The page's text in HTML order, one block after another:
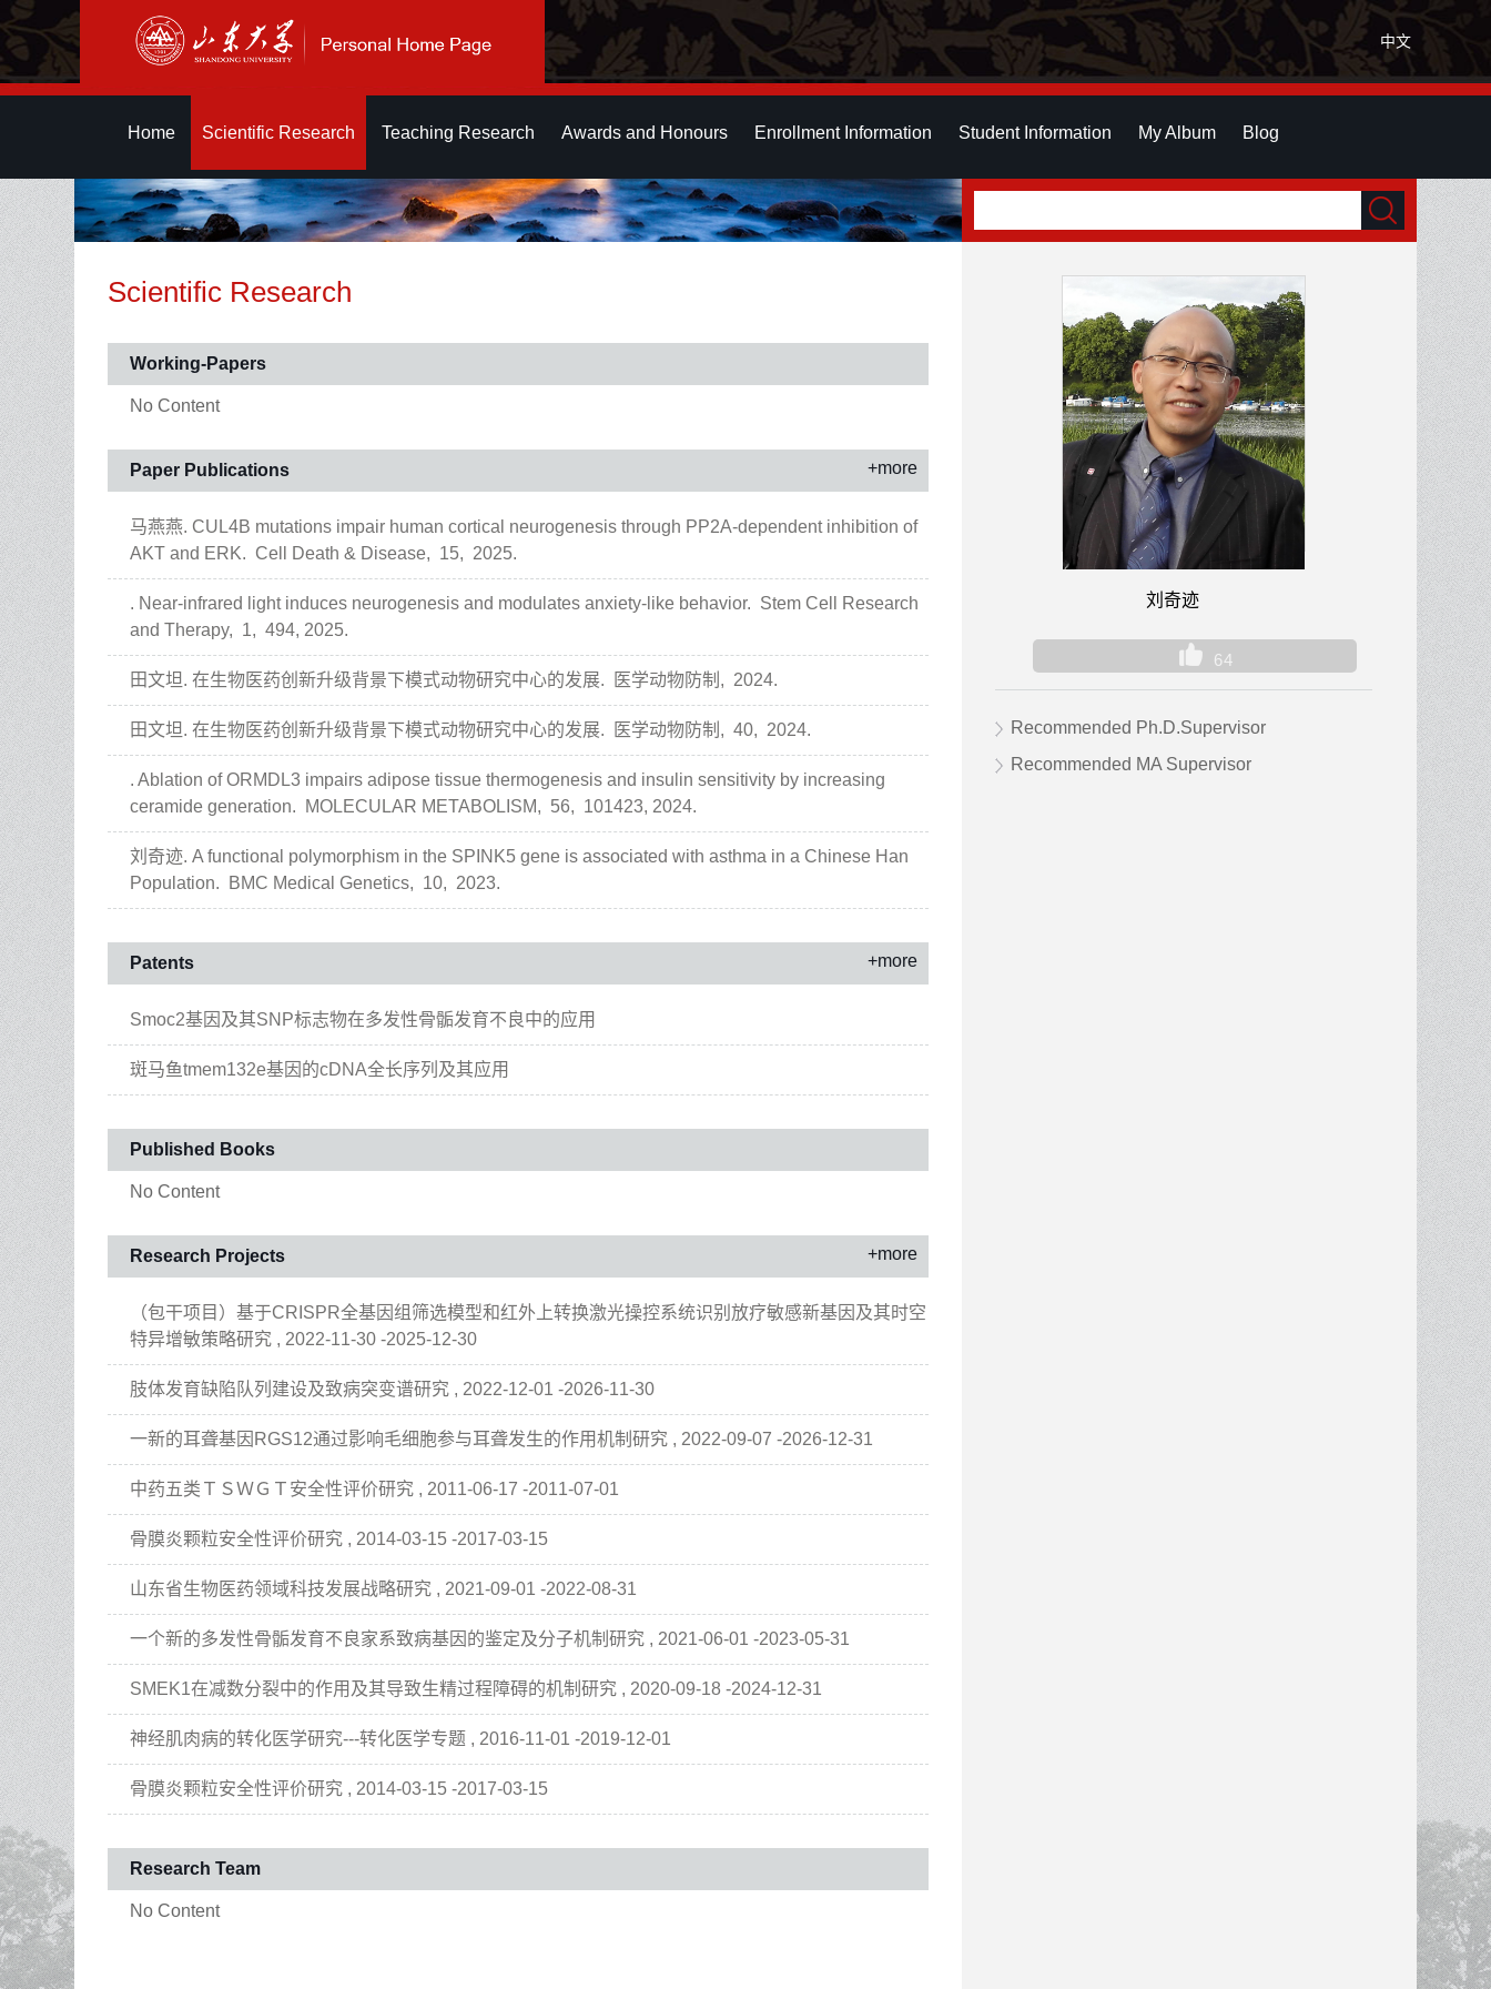
中文
Home Scientific Research Teaching Research Awards and Honours Enrollment Information Student Information My Album Blog
Scientific Research
Working-Papers
No Content
Paper Publications +more
马燕燕. CUL4B mutations impair human cortical neurogenesis through PP2A-dependent inhibition of
AKT and ERK. Cell Death & Disease, 15, 2025.
. Near-infrared light induces neurogenesis and modulates anxiety-like behavior. Stem Cell Research
and Therapy, 1, 494, 2025.
田文坦. 在生物医药创新升级背景下模式动物研究中心的发展. 医学动物防制, 2024.
田文坦. 在生物医药创新升级背景下模式动物研究中心的发展. 医学动物防制, 40, 2024.
. Ablation of ORMDL3 impairs adipose tissue thermogenesis and insulin sensitivity by increasing
ceramide generation.
MOLECULAR METABOLISM, 56, 101423, 2024.
刘奇迹. A functional polymorphism in the SPINK5 gene is associated with asthma in a Chinese Han
Population.
BMC Medical Genetics, 10, 2023.
Patents +more
Smoc2基因及其SNP标志物在多发性骨骺发育不良中的应用
斑马鱼tmem132e基因的cDNA全长序列及其应用
Published Books
No Content
Research Projects +more
（包干项目）基于CRISPR全基因组筛选模型和红外上转换激光操控系统识别放疗敏感新基因及其时空
特异增敏策略研究 , 2022-11-30 -2025-12-30
肢体发育缺陷队列建设及致病突变谱研究 , 2022-12-01 -2026-11-30
一新的耳聋基因RGS12通过影响毛细胞参与耳聋发生的作用机制研究 , 2022-09-07 -2026-12-31
中药五类ＴＳＷＧＴ安全性评价研究 , 2011-06-17 -2011-07-01
骨膜炎颗粒安全性评价研究 , 2014-03-15 -2017-03-15
山东省生物医药领域科技发展战略研究 , 2021-09-01 -2022-08-31
一个新的多发性骨骺发育不良家系致病基因的鉴定及分子机制研究 , 2021-06-01 -2023-05-31
SMEK1在减数分裂中的作用及其导致生精过程障碍的机制研究 , 2020-09-18 -2024-12-31
神经肌肉病的转化医学研究---转化医学专题 , 2016-11-01 -2019-12-01
骨膜炎颗粒安全性评价研究 , 2014-03-15 -2017-03-15
Research Team
No Content
刘奇迹
64
Recommended Ph.D.Supervisor
Recommended MA Supervisor